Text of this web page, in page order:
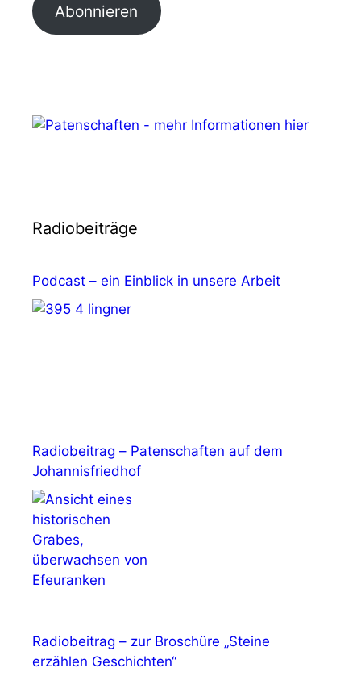
Abonnieren
Radiobeiträge
Podcast – ein Einblick in unsere Arbeit
Radiobeitrag – Patenschaften auf dem
Johannisfriedhof
Radiobeitrag – zur Broschüre „Steine
erzählen Geschichten“